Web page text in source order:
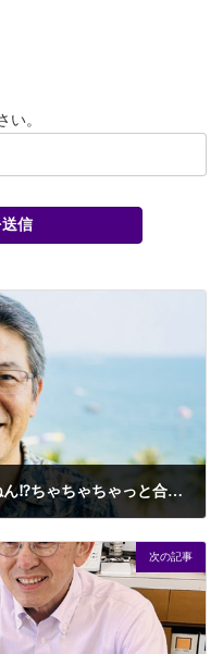
い。
あんた何でそんなん時間かかんねん⁉ちゃちゃちゃっと合わせときゃええがな！いいえ、それは出来ません‼
次の記事